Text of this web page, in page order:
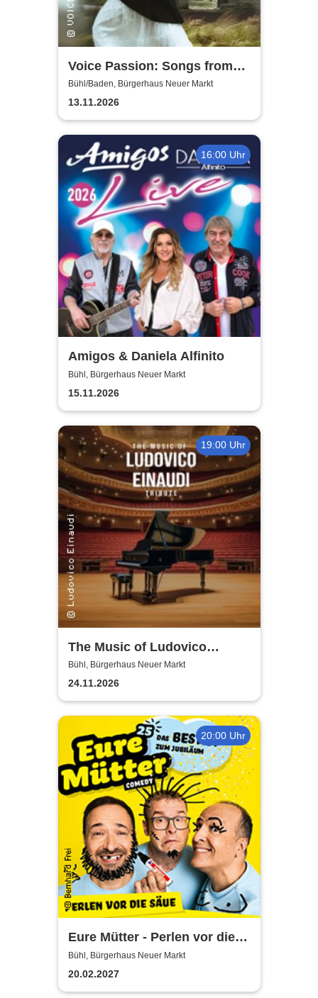
Voice Passion: Songs from
Outlander, Vikings & The Last
Kingdom
Bühl/Baden, Bürgerhaus Neuer Markt
13.11.2026
16:00 Uhr
Amigos & Daniela Alfinito
Bühl, Bürgerhaus Neuer Markt
15.11.2026
19:00 Uhr
The Music of Ludovico
Einaudi: Tribute-
Klavierkonzert - Ludovico
Einaudi Tribute bei
Kerzenschein
Bühl, Bürgerhaus Neuer Markt
24.11.2026
20:00 Uhr
Eure Mütter - Perlen vor die
Säue - Das Best Of zum
Jubiläum
Bühl, Bürgerhaus Neuer Markt
20.02.2027